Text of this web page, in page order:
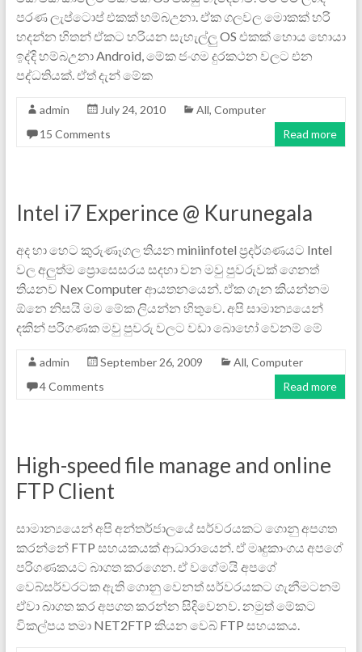
පරණ ලැප්ටොප් එකක් හම්බඋනා. ඒක ගලවල මොකක් හරි
හදන්න හිතන් ඒකට හරියන සැහැල්ලු OS එකක් හොය හොයා
ඉද්දි හම්බඋනා Android, මේක ජංගම දුරකථන වලට එන
පද්ධතියක්. ඒත් දැන් මේක
admin July 24, 2010 All, Computer
15 Comments
Read more
Intel i7 Experince @ Kurunegala
අද හා හෙට කුරුණෑගල තියන miniinfotel ප්‍රදර්ශණයට Intel
වල අලුත්ම ප්‍රොසෙසරය සදහා වන මවු පුවරුවක් ගෙනත්
තියනව Nex Computer ආයතනයෙන්. ඒක ගැන කියන්නම
ඕනෙ නිසයි මම මේක ලියන්න හිතුවෙ. අපි සාමාන්‍යයෙන්
දකින් පරිගණක මවු පුවරු වලට වඩා බොහෝ වෙනම් මේ
admin September 26, 2009 All, Computer
4 Comments
Read more
High-speed file manage and online
FTP Client
සාමාන්‍යයෙන් අපි අන්තර්ජාලයේ සර්වරයකට ගොනු අපගත
කරන්නේ FTP සහයකයක් ආධාරායෙන්. ඒ මෘදුකාංග‍ය අපගේ
පරිගණකයට බාගත කරගෙන. ඒ වගේමයි අපගේ
වෙබ්සර්වරටක ඇති ගොනු වෙනත් සර්වරයකට ගැනීමටනම්
ඒවා බාගත කර අපගත කරන්න සිදිවෙනව. නමුත් මේකට
විකල්පය තමා NET2FTP කියන වෙබ් FTP සහයකය.